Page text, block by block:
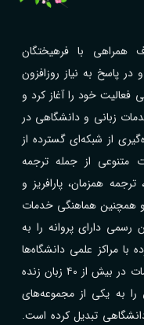
در سال 1393 با هدف همراهی با فرهیختگان
در پاسخ به نیاز روزافزون
خود را آغاز کرد و
زبانی و دانشگاهی در
از شبکه‌ای گسترده از
متنوعی از جمله ترجمه
همزمان، پارافریز و
و همچنین هماهنگی خدمات
دارای پروانه را به
با مراکز علمی دانشگاه‌ها
شرکت‌ها و سازمان‌های مختلف و ارائه خدمات در بیش از ۴۰ زبان زنده
به یکی از مجموعه‌های
تبدیل کرده است.